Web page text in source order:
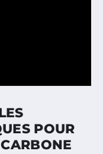
POUR